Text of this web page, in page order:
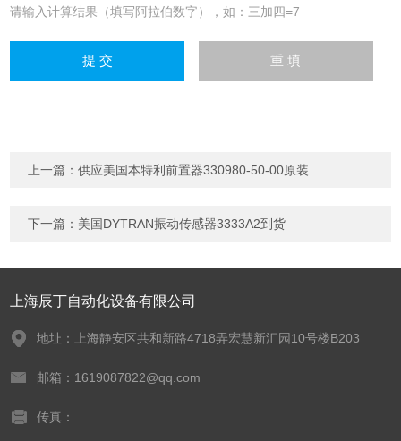
请输入计算结果（填写阿拉伯数字），如：三加四=7
上一篇：供应美国本特利前置器330980-50-00原装
下一篇： 美国DYTRAN振动传感器3333A2到货
上海辰丁自动化设备有限公司
地址：上海静安区共和新路4718弄宏慧新汇园10号楼B203
邮箱：1619087822@qq.com
传真：